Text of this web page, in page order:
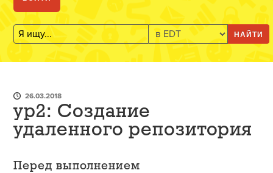
НАЙТИ
26.03.2018
ур2: Создание
удаленного репозитория
Перед выполнением